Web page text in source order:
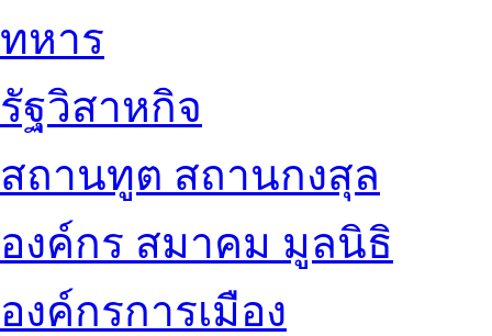
ทหาร
รัฐวิสาหกิจ
สถานทูต สถานกงสุล
องค์กร สมาคม มูลนิธิ
องค์กรการเมือง